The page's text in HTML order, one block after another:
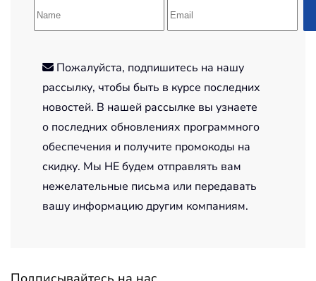
Пожалуйста, подпишитесь на нашу
рассылку, чтобы быть в курсе последних
новостей. В нашей рассылке вы узнаете
о последних обновлениях программного
обеспечения и получите промокоды на
скидку. Мы НЕ будем отправлять вам
нежелательные письма или передавать
вашу информацию другим компаниям.